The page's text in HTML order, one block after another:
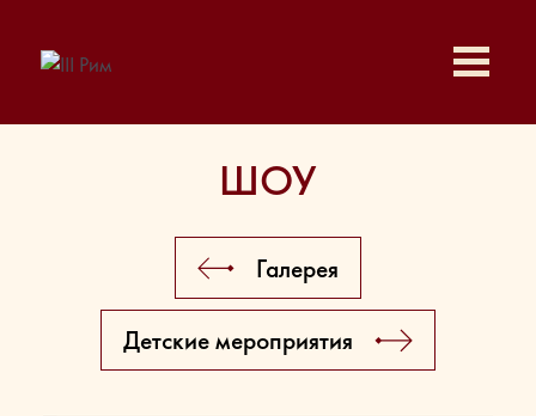
ШОУ
Галерея
Детские мероприятия